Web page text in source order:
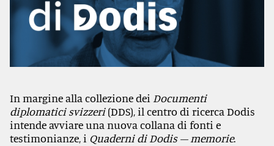
In margine alla collezione dei Documenti
diplomatici svizzeri(DDS), il centro di ricerca Dodis
intende avviare una nuova collana di fonti e
testimonianze, i Quaderni di Dodis – memorie.